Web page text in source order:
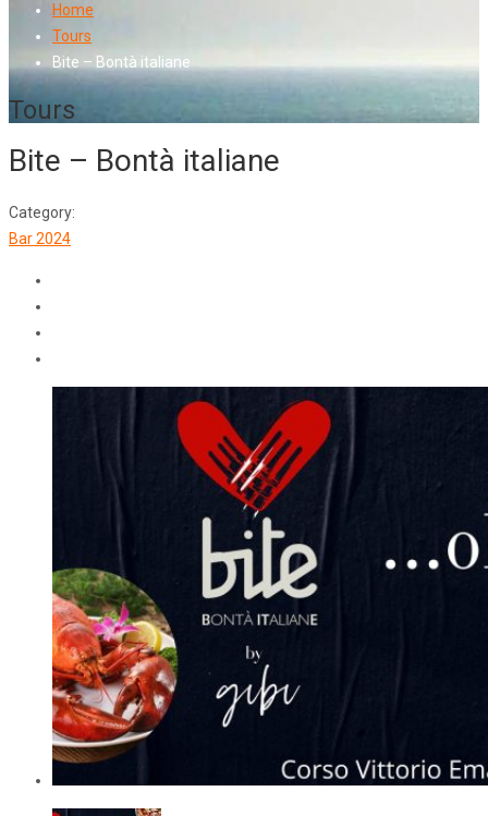
Home
Tours
Bite – Bontà italiane
Tours
Bite – Bontà italiane
Category:
Bar 2024